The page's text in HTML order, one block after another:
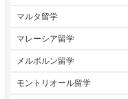
マルタ留学
マレーシア留学
メルボルン留学
モントリオール留学